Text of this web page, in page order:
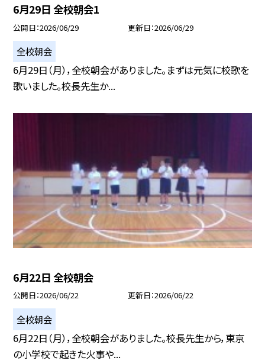
6月29日 全校朝会1
公開日 2026/06/29 更新日 2026/06/29
全校朝会
6月29日（月），全校朝会がありました。まずは元気に校歌を
歌いました。校長先生か...
6月22日 全校朝会
公開日 2026/06/22 更新日 2026/06/22
全校朝会
6月22日（月），全校朝会がありました。校長先生から，東京
の小学校で起きた火事や...